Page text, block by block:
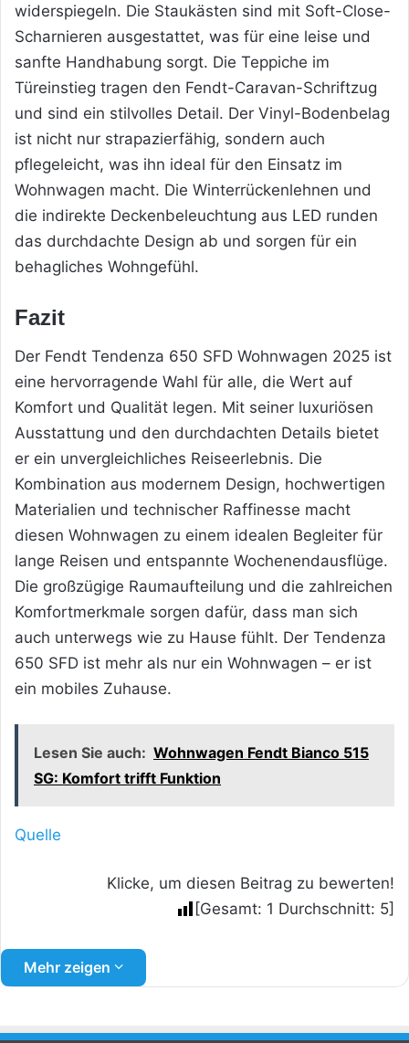
widerspiegeln. Die Staukästen sind mit Soft-Close-
Scharnieren ausgestattet, was für eine leise und
sanfte Handhabung sorgt. Die Teppiche im
Türeinstieg tragen den Fendt-Caravan-Schriftzug
und sind ein stilvolles Detail. Der Vinyl-Bodenbelag
ist nicht nur strapazierfähig, sondern auch
pflegeleicht, was ihn ideal für den Einsatz im
Wohnwagen macht. Die Winterrückenlehnen und
die indirekte Deckenbeleuchtung aus LED runden
das durchdachte Design ab und sorgen für ein
behagliches Wohngefühl.
Fazit
Der Fendt Tendenza 650 SFD Wohnwagen 2025 ist
eine hervorragende Wahl für alle, die Wert auf
Komfort und Qualität legen. Mit seiner luxuriösen
Ausstattung und den durchdachten Details bietet
er ein unvergleichliches Reiseerlebnis. Die
Kombination aus modernem Design, hochwertigen
Materialien und technischer Raffinesse macht
diesen Wohnwagen zu einem idealen Begleiter für
lange Reisen und entspannte Wochenendausflüge.
Die großzügige Raumaufteilung und die zahlreichen
Komfortmerkmale sorgen dafür, dass man sich
auch unterwegs wie zu Hause fühlt. Der Tendenza
650 SFD ist mehr als nur ein Wohnwagen – er ist
ein mobiles Zuhause.
Lesen Sie auch: Wohnwagen Fendt Bianco 515
SG: Komfort trifft Funktion
Quelle
Klicke, um diesen Beitrag zu bewerten!
[Gesamt: 1 Durchschnitt: 5]
Mehr zeigen